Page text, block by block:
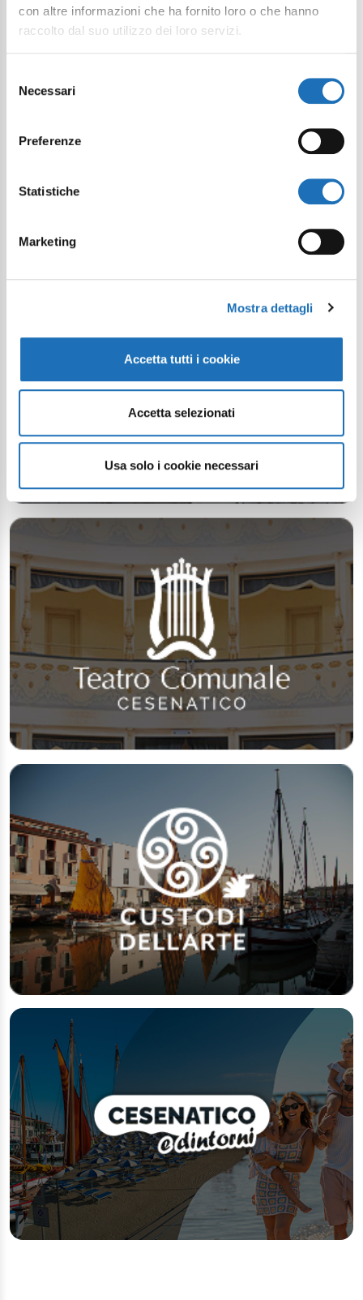
con altre informazioni che ha fornito loro o che hanno
raccolto dal suo utilizzo dei loro servizi.
delNecessari
Preferenze
Statistiche
Marketing
Mostra dettagli
Accetta tutti i cookie
Accetta selezionati
Usa solo i cookie necessari